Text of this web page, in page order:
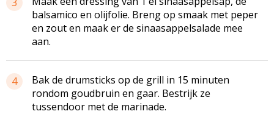
balsamico en olijfolie. Breng op smaak met peper
en zout en maak er de sinaasappelsalade mee
aan.
4
Bak de drumsticks op de grill in 15 minuten
rondom goudbruin en gaar. Bestrijk ze
tussendoor met de marinade.